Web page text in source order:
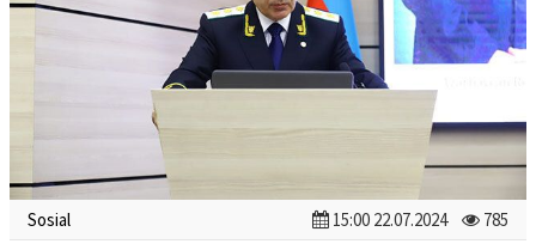
Sosial 15:00 22.07.2024 785